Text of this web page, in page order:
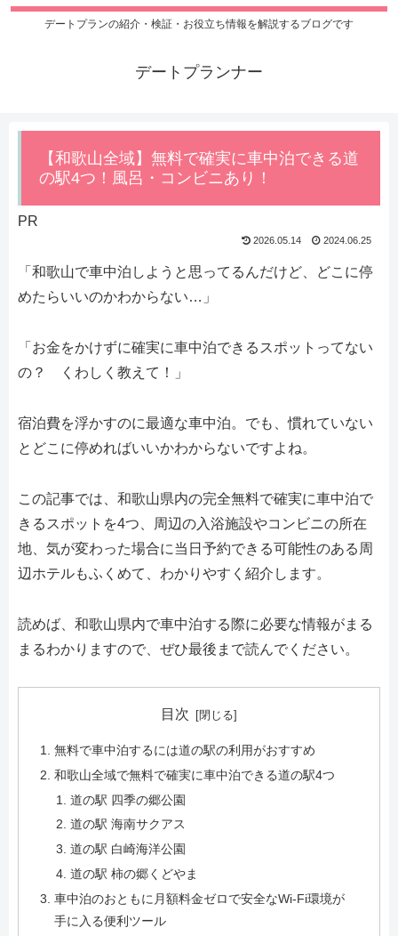
デートプランの紹介・検証・お役立ち情報を解説するブログです
デートプランナー
【和歌山全域】無料で確実に車中泊できる道
の駅4つ！風呂・コンビニあり！
PR
2026.05.14 2024.06.25
「和歌山で車中泊しようと思ってるんだけど、どこに停
めたらいいのかわからない…」
「お金をかけずに確実に車中泊できるスポットってない
の？ くわしく教えて！」
宿泊費を浮かすのに最適な車中泊。でも、慣れていない
とどこに停めればいいかわからないですよね。
この記事では、和歌山県内の完全無料で確実に車中泊で
きるスポットを4つ、周辺の入浴施設やコンビニの所在
地、気が変わった場合に当日予約できる可能性のある周
辺ホテルもふくめて、わかりやすく紹介します。
読めば、和歌山県内で車中泊する際に必要な情報がまる
まるわかりますので、ぜひ最後まで読んでください。
目次
無料で車中泊するには道の駅の利用がおすすめ
和歌山全域で無料で確実に車中泊できる道の駅4つ
道の駅 四季の郷公園
道の駅 海南サクアス
道の駅 白崎海洋公園
道の駅 柿の郷くどやま
車中泊のおともに月額料金ゼロで安全なWi-Fi環境が
手に入る便利ツール